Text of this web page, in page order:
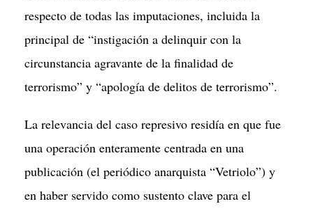
respecto de todas las imputaciones, incluida la
principal de “instigación a delinquir con la
circunstancia agravante de la finalidad de
terrorismo” y “apología de delitos de terrorismo”.
La relevancia del caso represivo residía en que fue
una operación enteramente centrada en una
publicación (el periódico anarquista “Vetriolo”) y
en haber servido como sustento clave para el